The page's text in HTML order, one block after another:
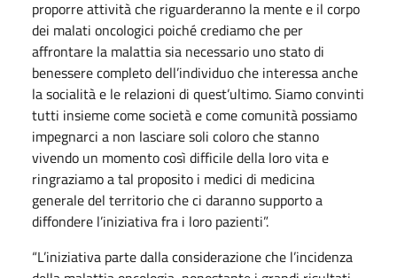
proporre attività che riguarderanno la mente e il corpo
dei malati oncologici poiché crediamo che per
affrontare la malattia sia necessario uno stato di
benessere completo dell’individuo che interessa anche
la socialità e le relazioni di quest’ultimo. Siamo convinti
tutti insieme come società e come comunità possiamo
impegnarci a non lasciare soli coloro che stanno
vivendo un momento così difficile della loro vita e
ringraziamo a tal proposito i medici di medicina
generale del territorio che ci daranno supporto a
diffondere l’iniziativa fra i loro pazienti”.
“L’iniziativa parte dalla considerazione che l’incidenza